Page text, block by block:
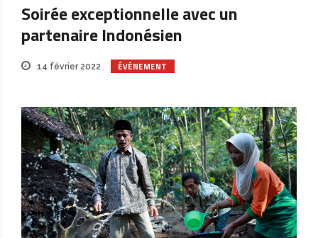
Soirée exceptionnelle avec un
partenaire Indonésien
14 février 2022 ÉVÉNEMENT